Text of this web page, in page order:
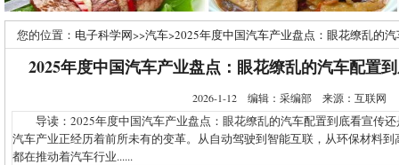
您的位置： 电子科学网>>汽车>2025年度中国汽车产业盘点：眼花缭乱的
2025年度中国汽车产业盘点：眼花缭乱的汽车配置
2026-1-12 编辑：采编部 来源：互联网
导读：2025年度中国汽车产业盘点：眼花缭乱的汽车配置到底看宣传还
汽车产业正经历着前所未有的变革。从自动驾驶到智能互联，从环保材料
都在推动着汽车行业......